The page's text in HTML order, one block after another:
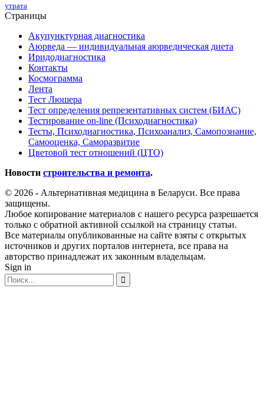
утрата
Страницы
Акупунктурная диагностика
Аюрведа — индивидуальная аюрведическая диета
Иридодиагностика
Контакты
Космограмма
Лента
Тест Люшера
Тест определения репрезентативных систем (БИАС)
Тестирование on-line (Психодиагностика)
Тесты, Психодиагностика, Психоанализ, Самопознание,
Самооценка, Саморазвитие
Цветовой тест отношений (ЦТО)
Новости строительства и ремонта.
© 2026 - Альтернативная медицина в Беларуси. Все права
защищены.
Любое копирование материалов с нашего ресурса разрешается
только с обратной активной ссылкой на страницу статьи.
Все материалы опубликованные на сайте взяты с открытых
источников и других порталов интернета, все права на
авторство принадлежат их законным владельцам.
Sign in